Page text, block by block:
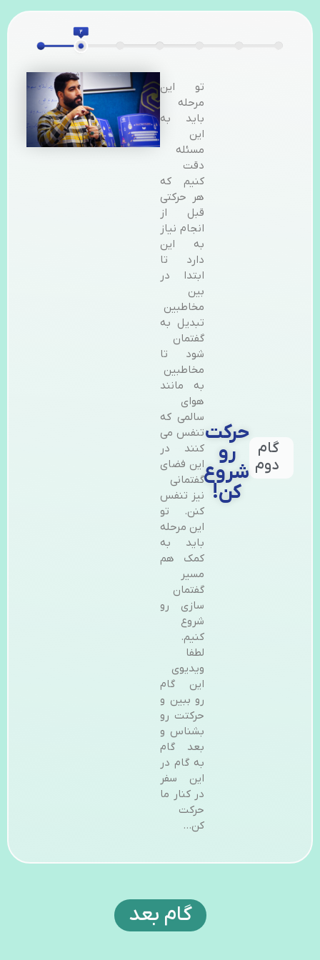
گام
دوم
حرکت
رو
شروع
کن!
تو این
مرحله
باید به
این
مسئله
دقت
کنیم که
هر حرکتی
قبل از
انجام نیاز
به این
دارد تا
ابتدا در
بین
مخاطبین
تبدیل به
گفتمان
شود تا
مخاطبین
به مانند
هوای
سالمی که
تنفس می
کنند در
این فضای
گفتمانی
نیز تنفس
کنن. تو
این مرحله
باید به
کمک هم
مسیر
گفتمان
سازی رو
شروع
کنیم.
لطفا
ویدیوی
این گام
رو ببین و
حرکتت رو
بشناس و
بعد گام
به گام در
این سفر
در کنار ما
حرکت
کن…
گام بعد